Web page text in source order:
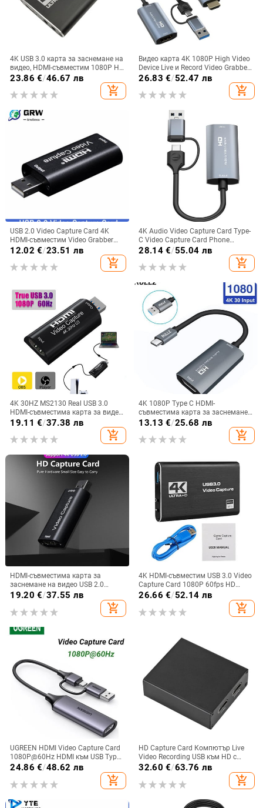
4K USB 3.0 карта за заснемане на
видео, HDMI-съвместим 1080P HD
видеорекордер Grabber за OBS
23.86 €/46.67 лв
add_shopping_cart
Видео карта 4K 1080P High Video
Device Live и Record Video Grabber
за стрийминг на игри
26.83 €/52.47 лв
add_shopping_cart
USB 2.0 Video Capture Card 4K
HDMI-съвместим Video Grabber
Live Streaming Box Запис за PS4
камера
12.02 €/23.51 лв
add_shopping_cart
4K Audio Video Capture Card Type-
C Video Capture Card Phone
Gaming Machine PS Camera
28.14€/55.04 лв
add_shopping_cart
4K 30HZ MS2130 Real USB 3.0
HDMI-съвместима карта за видео
заснемане Кутия за запис на
предаване на живо за PS4 Ps5
19.11 €/37.38 лв
add_shopping_cart
4K 1080P Type C HDMI-
съвместима карта за заснемане
на видео USB Video Grabber за
PS4 PS5 Switch Game Camera
Phone Record PC Live Stream
13.13 €/25.68 лв
add_shopping_cart
HDMI-съвместима карта за
заснемане на видео USB 2.0
Grabber Recorder 4K 1080P HD за
PS4 Игра DVD видеокамера HD
камера Поточно предаване на
19.20 €/37.55 лв
add_shopping_cart
4K HDMI-съвместим USB 3.0 Video
Capture Card 1080P 60fps HD
Video Recorder Grabber за OBS
26.66 €/52.14 лв
add_shopping_cart
UGREEN HDMI Video Capture Card
1080P@60Hz HDMI към USB Type
C Video Grabber Box за PC
Компютърна камера Запис на
поточно предаване на живо
24.86 €/48.62 лв
add_shopping_cart
HD Capture Card Компютър Live
Video Recording USB към HD с
Loop Out Capture Card HD към USB
32.60 €/63.76 лв
add_shopping_cart